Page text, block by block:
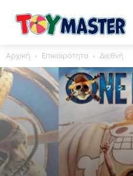
Αρχική Επικαιρότητα Διεθνή